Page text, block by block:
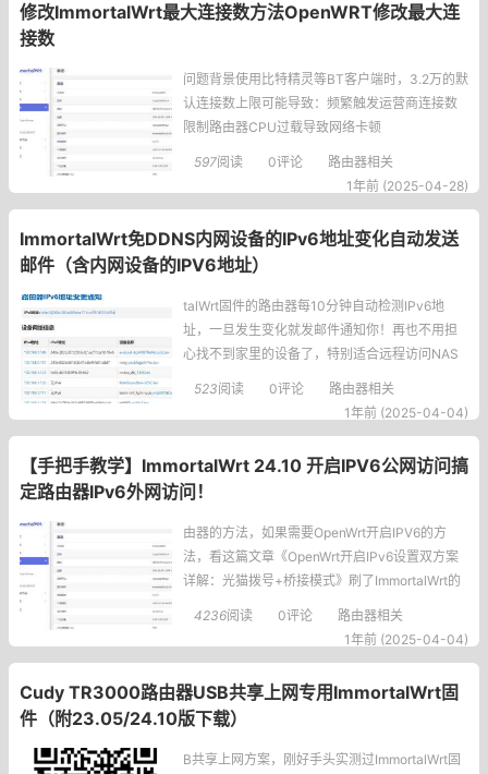
管控-精细
修改ImmortalWrt最大连接数方法OpenWRT修改最大连
接数
问题背景使用比特精灵等BT客户端时，3.2万的默
认连接数上限可能导致：频繁触发运营商连接数
限制路由器CPU过载导致网络卡顿
597阅读 0评论
路由器相关
1年前 (2025-04-28)
ImmortalWrt免DDNS内网设备的IPv6地址变化自动发送
邮件（含内网设备的IPV6地址）
talWrt固件的路由器每10分钟自动检测IPv6地
址，一旦发生变化就发邮件通知你！再也不用担
心找不到家里的设备了，特别适合远程访问NAS
或摄像头的小伙伴，保姆级教程现在开始！先看
效果访问http://路由器IP/ip.php，你会立即收到如
523阅读 0评论
路由器相关
1年前 (2025-04-04)
【手把手教学】ImmortalWrt 24.10 开启IPV6公网访问搞
定路由器IPv6外网访问！
由器的方法，如果需要OpenWrt开启IPV6的方
法，看这篇文章《OpenWrt开启IPv6设置双方案
详解：光猫拨号+桥接模式》刷了ImmortalWrt的
小伙伴注意啦！今天教你两个实用技巧：首先路
由器必须有公网IPV6地址（240e:380:a04:8a7
4236阅读 0评论
路由器相关
1年前 (2025-04-04)
Cudy TR3000路由器USB共享上网专用ImmortalWrt固
件（附23.05/24.10版下载）
B共享上网方案，刚好手头实测过ImmortalWrt固